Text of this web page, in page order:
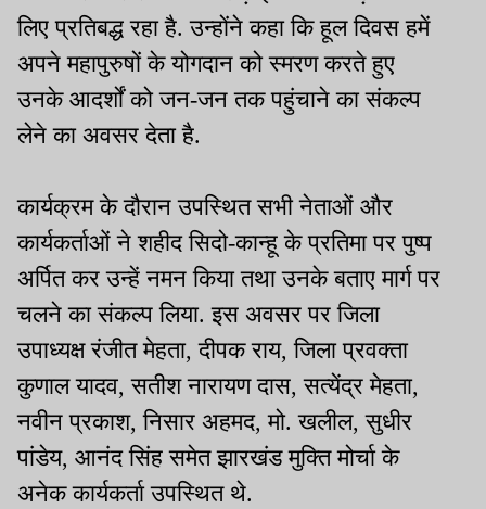
लिए प्रतिबद्ध रहा है. उन्होंने कहा कि हूल दिवस हमें
अपने महापुरुषों के योगदान को स्मरण करते हुए
उनके आदर्शों को जन-जन तक पहुंचाने का संकल्प
लेने का अवसर देता है.
कार्यक्रम के दौरान उपस्थित सभी नेताओं और
कार्यकर्ताओं ने शहीद सिदो-कान्हू के प्रतिमा पर पुष्प
अर्पित कर उन्हें नमन किया तथा उनके बताए मार्ग पर
चलने का संकल्प लिया. इस अवसर पर जिला
उपाध्यक्ष रंजीत मेहता, दीपक राय, जिला प्रवक्ता
कुणाल यादव, सतीश नारायण दास, सत्येंद्र मेहता,
नवीन प्रकाश, निसार अहमद, मो. खलील, सुधीर
पांडेय, आनंद सिंह समेत झारखंड मुक्ति मोर्चा के
अनेक कार्यकर्ता उपस्थित थे.